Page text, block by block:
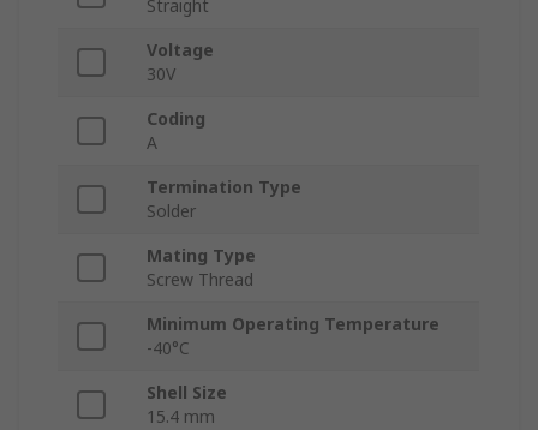
Straight
Voltage
30V
Coding
A
Termination Type
Solder
Mating Type
Screw Thread
Minimum Operating Temperature
-40°C
Shell Size
15.4 mm